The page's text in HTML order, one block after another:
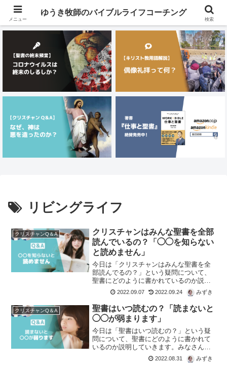
メニュー
リビングライフ
クリスチャンQ＆A
クリスチャンはみんな聖書を全部
読んでいるの？「◯◯を知らない
と読めません」
今日は「クリスチャンはみんな聖書を全
部読んでるの？」という疑問について、
聖書にどのように書かれているのか説明
していきます。クリスチャンになって、
聖書を全部読もう！と思ったけど、実際
めちゃくちゃ膨大だし、言葉も難しい。
実際、クリスチャンはみんな聖書を全部
読んでいるんでしょうか？読む必要はあ
るんですか？
2022.09.07 2022.09.24 みずき
クリスチャンQ＆A
聖書はいつ読むの？「読まないと
◯◯が弱まります」
今日は「聖書はいつ読むの？」という疑
問について、聖書にどのように書かれて
いるのか説明していきます。みなさん生
活の中で、普通に読書する人もいると思
うんですけど、たとえば朝の通勤時間と
2022.08.31 みずき
メニュー
ゆうき牧師のバイブルライフコーチング
検索